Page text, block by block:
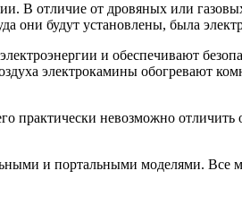
В отличие от дровяных или
они будут установлены, была
и обеспечивают
электрокамины обогревают
невозможно отличить
и портальными моделями. Все